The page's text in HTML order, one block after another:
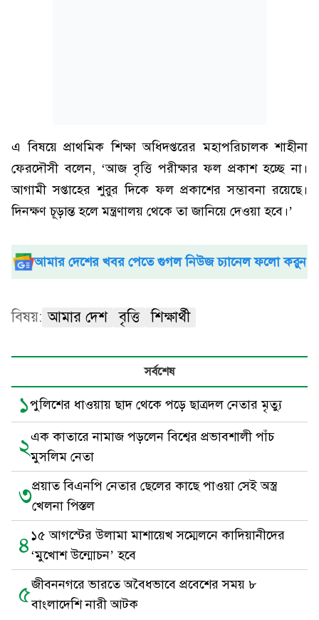
এ বিষয়ে প্রাথমিক শিক্ষা অধিদপ্তরের মহাপরিচালক শাহীনা
ফেরদৌসী বলেন, ‘আজ বৃত্তি পরীক্ষার ফল প্রকাশ হচ্ছে না।
আগামী সপ্তাহের শুরুর দিকে ফল প্রকাশের সম্ভাবনা রয়েছে।
দিনক্ষণ চূড়ান্ত হলে মন্ত্রণালয় থেকে তা জানিয়ে দেওয়া হবে।’
আমার দেশের খবর পেতে গুগল নিউজ চ্যানেল ফলো করুন
বিষয়: আমার দেশ বৃত্তি শিক্ষার্থী
সর্বশেষ
১পুলিশের ধাওয়ায় ছাদ থেকে পড়ে ছাত্রদল নেতার মৃত্যু
২এক কাতারে নামাজ পড়লেন বিশ্বের প্রভাবশালী পাঁচ
মুসলিম নেতা
৩প্রয়াত বিএনপি নেতার ছেলের কাছে পাওয়া সেই অস্ত্র
খেলনা পিস্তল
৪১৫ আগস্টের উলামা মাশায়েখ সম্মেলনে কাদিয়ানীদের
‘মুখোশ উন্মোচন’ হবে
৫জীবননগরে ভারতে অবৈধভাবে প্রবেশের সময় ৮
বাংলাদেশি নারী আটক